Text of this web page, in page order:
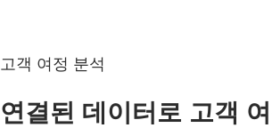
고객 여정 분석
연결된 데이터로 고객